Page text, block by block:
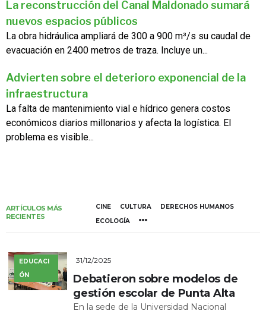
La reconstrucción del Canal Maldonado sumará
nuevos espacios públicos
La obra hidráulica ampliará de 300 a 900 m³/s su caudal de
evacuación en 2400 metros de traza. Incluye un...
Advierten sobre el deterioro exponencial de la
infraestructura
La falta de mantenimiento vial e hídrico genera costos
económicos diarios millonarios y afecta la logística. El
problema es visible...
ARTÍCULOS MÁS
RECIENTES
CINE CULTURA
DERECHOS HUMANOS
ECOLOGÍA
EDUCACI
ÓN
31/12/2025
Debatieron sobre modelos de
gestión escolar de Punta Alta
En la sede de la Universidad Nacional